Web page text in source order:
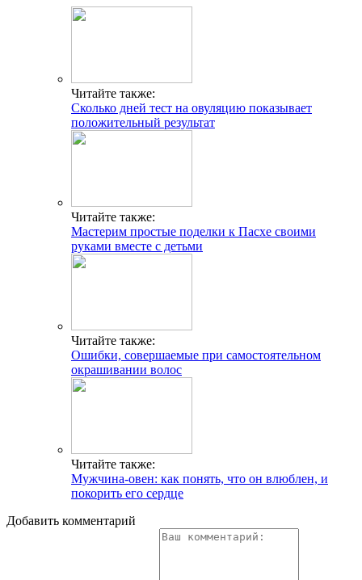
Читайте также:
Сколько дней тест на овуляцию показывает
положительный результат
Читайте также:
Мастерим простые поделки к Пасхе своими
руками вместе с детьми
Читайте также:
Ошибки, совершаемые при самостоятельном
окрашивании волос
Читайте также:
Мужчина-овен: как понять, что он влюблен, и
покорить его сердце
Добавить комментарий